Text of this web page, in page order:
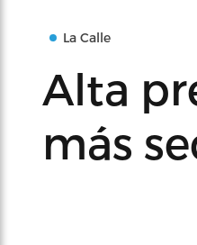
La Calle
Alta
más